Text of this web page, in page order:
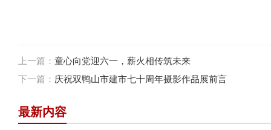
上一篇： 童心向党迎六一，薪火相传筑未来
下一篇： 庆祝双鸭山市建市七十周年摄影作品展前言
最新内容